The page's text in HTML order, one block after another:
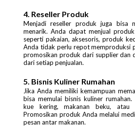
4. Reseller Produk
Menjadi reseller produk juga bisa
menarik. Anda dapat menjual
seperti pakaian, aksesoris, produk
Anda tidak perlu repot memproduksi
promosikan produk dari supplier dan
dari setiap penjualan.
5. Bisnis Kuliner Rumahan
Jika Anda memiliki kemampuan
bisa memulai bisnis kuliner
kue kering, makanan beku, atau
Promosikan produk Anda melalui
pesan antar makanan.